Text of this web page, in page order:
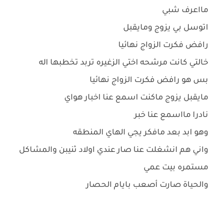
مااعرف شبي
اتوسل بي يزوج ومايقبل
رافض فكرت الزواج نهائيا
خالتي كانت مرشحه اختي الزغيره تربد تخطبها اله
بس هو رافض فكرت الزواج نهائيا
مايقبل يزوج ماكنت اسمع عنا اخبار هواي
نادرا مااسمع عنا خبر
وهو ابد بعد مافكر يجي الهاي المنطقه
واني هم انشغلت عنا صار عندي اولاد ثنيبن والمشاكل
مستمره بيت عمي
والحياة صارت أصعب بايام الحصار